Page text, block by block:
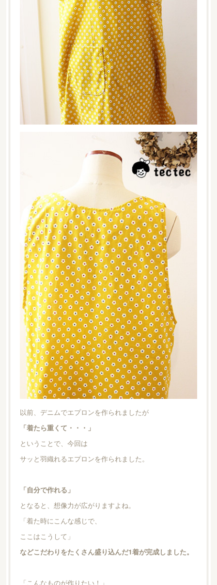
以前、デニムでエプロンを作られましたが
「着たら重くて・・・」
ということで、今回は
サッと羽織れるエプロンを作られました。
「自分で作れる」
となると、想像力が広がりますよね。
「着た時にこんな感じで、
ここはこうして」
などこだわりをたくさん盛り込んだ1着が完成しました。
「こんなものが作りたい！」